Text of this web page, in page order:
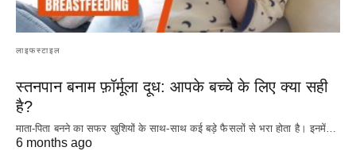
लाइफस्टाइल
स्तनपान बनाम फ़ॉर्मूला दूध: आपके बच्चे के लिए क्या सही
है?
माता-पिता बनने का सफर खुशियों के साथ-साथ कई बड़े फैसलों से भरा होता है। इनमें…
6 months ago